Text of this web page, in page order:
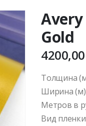
Gold
Толщина
Ширина
Метров в
Вид